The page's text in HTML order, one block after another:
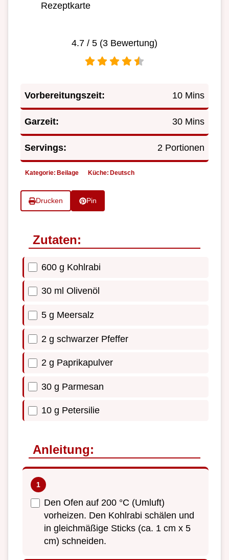
Rezeptkarte
4.7 / 5 (3 Bewertung)
Vorbereitungszeit: 10 Mins
Garzeit: 30 Mins
Servings: 2 Portionen
Kategorie: Beilage Küche: Deutsch
Drucken Pin
Zutaten:
600 g Kohlrabi
30 ml Olivenöl
5 g Meersalz
2 g schwarzer Pfeffer
2 g Paprikapulver
30 g Parmesan
10 g Petersilie
Anleitung:
Den Ofen auf 200 °C (Umluft)
vorheizen. Den Kohlrabi schälen und
in gleichmäßige Sticks (ca. 1 cm x 5
cm) schneiden.